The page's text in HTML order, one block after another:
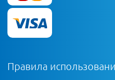
Правила